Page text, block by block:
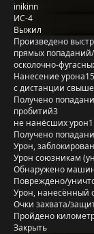
inikinn
ИС-4
Выжил
Произведено
прямых
осколочно-
Нанесение урона
с дистанции
Получено
пробитий3
не нанёсших урон1
Получено
Урон,
Урон союзникам
Обнаружено
Повреждено/
Урон, нанесённый
Очки захвата/
Пройдено
Закрыть